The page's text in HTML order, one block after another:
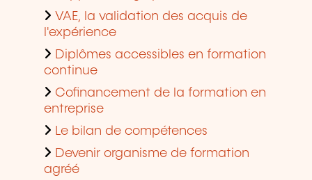
VAE, la validation des acquis de
l'expérience
Diplômes accessibles en formation
continue
Cofinancement de la formation en
entreprise
Le bilan de compétences
Devenir organisme de formation
agréé